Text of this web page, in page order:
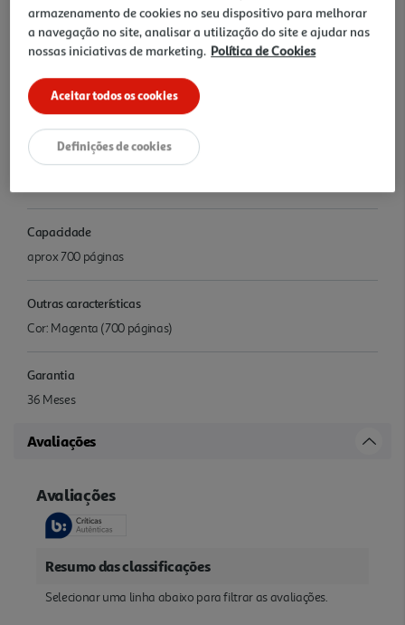
HP Color Laser 150 Printer series, HP Color Laser MFP 170 Printer
series
Referência tinteiro
Cor da tinta
Capacidade
aprox 700 páginas
Outras características
Cor: Magenta (700 páginas)
Garantia
36 Meses
Avaliações
armazenamento de cookies no seu dispositivo para melhorar
a navegação no site, analisar a utilização do site e ajudar nas
nossas iniciativas de marketing. Política de Cookies
Aceitar todos os cookies
Definições de cookies